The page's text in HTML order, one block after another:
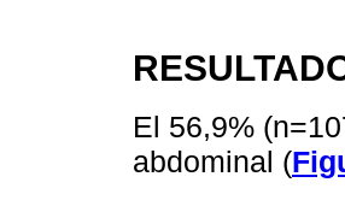
El 56,9%
abdominal (